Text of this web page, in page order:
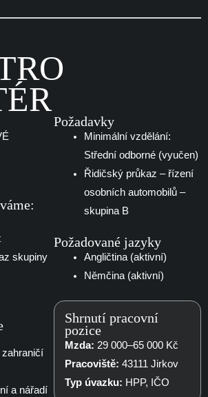
skupiny
a nářadí
Požadavky
Minimální vzdělání:
Střední odborné (vyučen)
Řidičský průkaz – řízení
osobních automobilů –
skupina B
Požadované jazyky
Angličtina (aktivní)
Němčina (aktivní)
Shrnutí pracovní
pozice
Mzda: 29 000–65 000 Kč
Pracoviště: 43111 Jirkov
Typ úvazku: HPP, IČO